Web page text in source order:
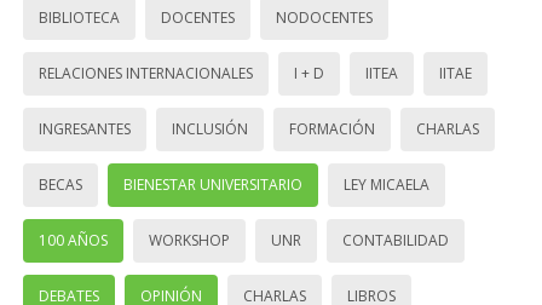
BIBLIOTECA DOCENTES NODOCENTES
RELACIONES INTERNACIONALES I + D IITEA IITAE
INGRESANTES INCLUSIÓN FORMACIÓN CHARLAS
BECAS BIENESTAR UNIVERSITARIO LEY MICAELA
100 AÑOS WORKSHOP UNR CONTABILIDAD
DEBATES OPINIÓN CHARLAS LIBROS